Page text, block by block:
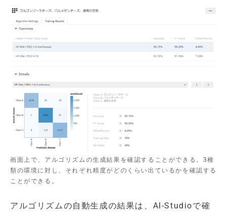
画面上で、アルゴリズムの生成結果を確認することができる。3種
類の環境に対し、それぞれ精度がどのくらい出ているかを確認する
ことができる。
アルゴリズムの自動生成の結果は、AI-Studioで確